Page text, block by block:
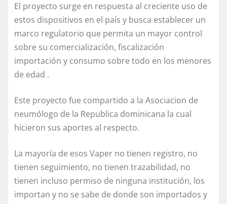
El proyecto surge en respuesta al creciente uso de
estos dispositivos en el país y busca establecer un
marco regulatorio que permita un mayor control
sobre su comercialización, fiscalización
importación y consumo sobre todo en los menores
de edad .
Este proyecto fue compartido a la Asociacion de
neumólogo de la Republica dominicana la cual
hicieron sus aportes al respecto.
La mayoría de esos Vaper no tienen registro, no
tienen seguimiento, no tienen trazabilidad, no
tienen incluso permiso de ninguna institución, los
importan y no se sabe de donde son importados y